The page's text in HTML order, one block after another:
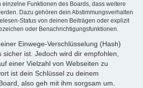
Funktionen des Boards, dass weitere
Dazu gehören dein Abstimmungsverhalten
Status von deinen Beiträgen oder explizit
oder Benachrichtigungsfunktionen.
Einwege-Verschlüsselung (Hash)
ist. Jedoch wird dir empfohlen,
einer Vielzahl von Webseiten zu
ist dein Schlüssel zu deinem
also geh mit ihm sorgsam um.